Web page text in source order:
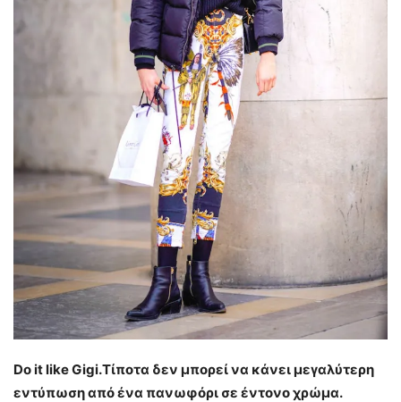
Do it like Gigi.Τίποτα δεν μπορεί να κάνει μεγαλύτερη
εντύπωση από ένα πανωφόρι σε έντονο χρώμα.